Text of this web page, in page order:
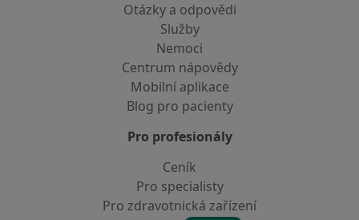
Otázky a odpovědi
Služby
Nemoci
Centrum nápovědy
Mobilní aplikace
Blog pro pacienty
Pro profesionály
Ceník
Pro specialisty
Pro zdravotnická zařízení